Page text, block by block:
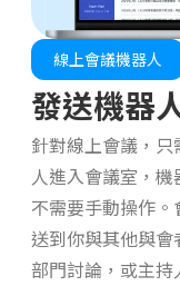
線上會議機器人
發送機器
針對線上會議，
人進入會議室，
不需要手動操作
送到你與其他與
部門討論，或主持